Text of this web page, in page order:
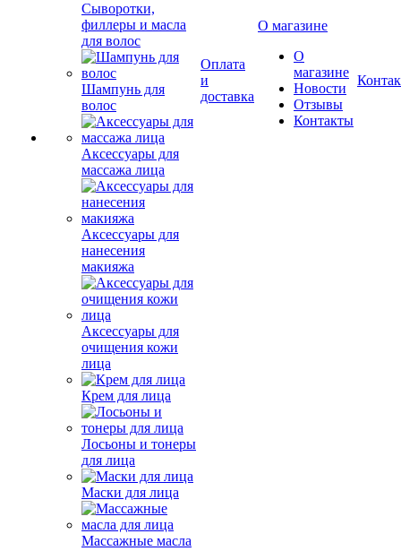
Сыворотки,
филлеры и масла
для волос
Шампунь для
волос
Аксессуары для
массажа лица
Аксессуары для
нанесения
макияжа
Аксессуары для
очищения кожи
лица
Крем для лица
Лосьоны и тонеры
для лица
Маски для лица
Массажные масла
Оплата
и
доставка
О магазине
О
магазине
Новости
Отзывы
Контакты